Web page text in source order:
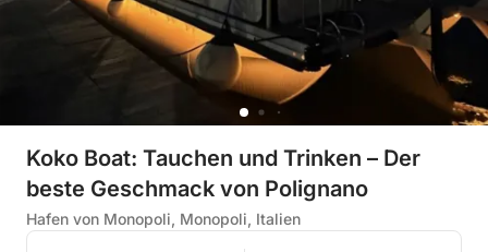
Koko Boat: Tauchen und Trinken – Der
beste Geschmack von Polignano
Hafen von Monopoli, Monopoli, Italien